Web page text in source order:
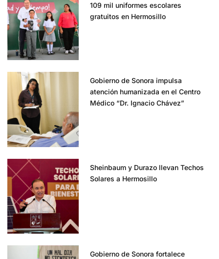
109 mil uniformes escolares
gratuitos en Hermosillo
Gobierno de Sonora impulsa
atención humanizada en el Centro
Médico “Dr. Ignacio Chávez”
Sheinbaum y Durazo llevan Techos
Solares a Hermosillo
Gobierno de Sonora fortalece